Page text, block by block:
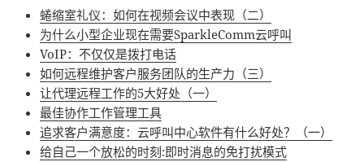
蜷缩室礼仪：如何在视频会议中表现（二）
为什么小型企业现在需要SparkleComm云呼叫
VoIP：不仅仅是拨打电话
如何远程维护客户服务团队的生产力（三）
让代理远程工作的5大好处（一）
最佳协作工作管理工具
追求客户满意度：云呼叫中心软件有什么好处？（一）
给自己一个放松的时刻:即时消息的免打扰模式